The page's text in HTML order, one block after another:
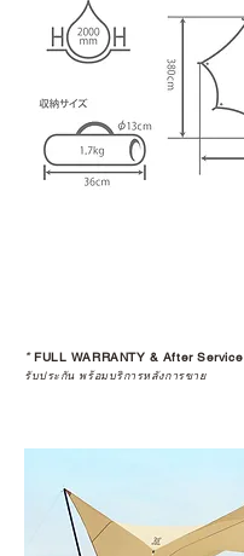
*FULL WARRANTY & After Service
รับประกัน พร้อมบริการหลังการขาย